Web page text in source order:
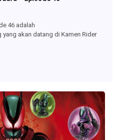
46 adalah
akan datang di Kamen Rider